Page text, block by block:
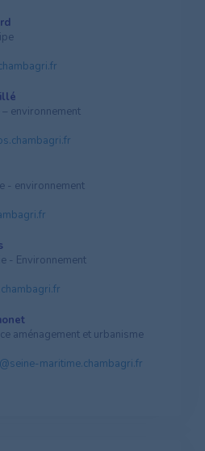
environnement
- environnement
- Environnement
aménagement et urbanisme
maritime.chambagri.fr